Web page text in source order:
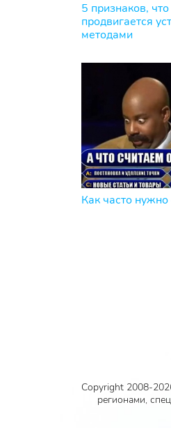
5 признаков, что
продвигается
методами
Как часто нужно
Copyright 2008-
регионами,